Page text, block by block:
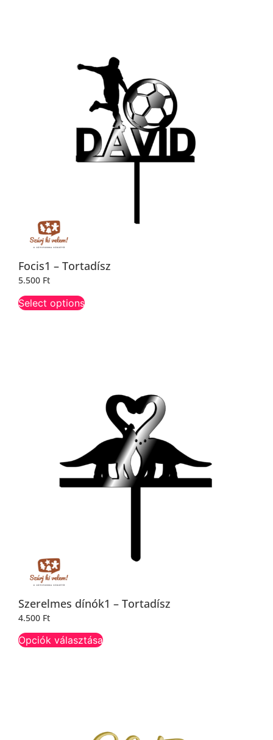
Focis1 – Tortadísz
5.500 Ft
Select options
Szerelmes dínók1 – Tortadísz
4.500 Ft
Opciók választása